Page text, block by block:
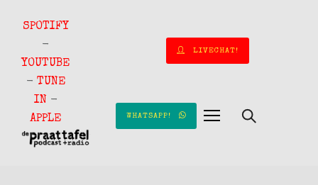
SPOTIFY
-
YOUTUBE
- TUNE
IN -
APPLE
LIVECHAT!
WHATSAPP!